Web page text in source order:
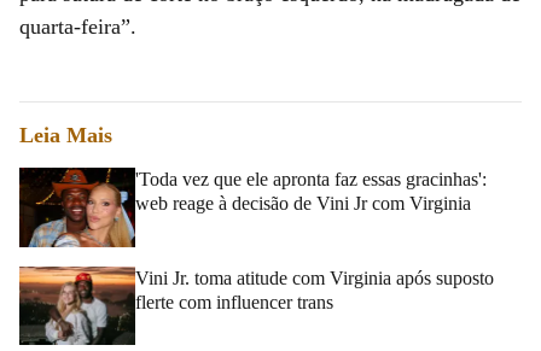
quarta-feira”.
Leia Mais
'Toda vez que ele apronta faz essas gracinhas':
web reage à decisão de Vini Jr com Virginia
Vini Jr. toma atitude com Virginia após suposto
flerte com influencer trans